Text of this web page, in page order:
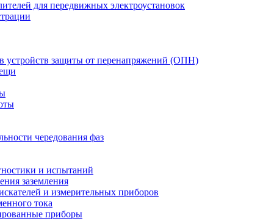
для передвижных электроустановок
устройств защиты от перенапряжений (ОПН)
чередования фаз
и испытаний
заземления
и измерительных приборов
тока
приборы